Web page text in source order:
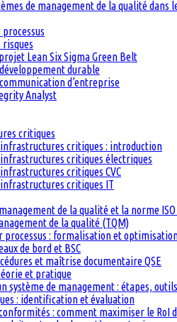
de management de la qualité dans
risques
Lean Six Sigma Green Belt
durable
d’entreprise
Analyst
critiques
infrastructures critiques : introduction
infrastructures critiques électriques
critiques CVC
infrastructures critiques IT
de la qualité et la norme ISO
de la qualité (TQM)
processus : formalisation et
de bord et BSC
et maîtrise documentaire QSE
et pratique
système de management : étapes,
: identification et évaluation
: comment maximiser le RoI